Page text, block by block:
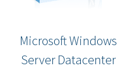
Microsoft Windows
Server Datacenter